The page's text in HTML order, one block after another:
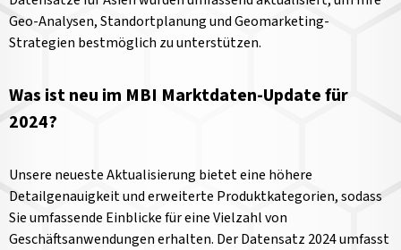
Geo-Analysen, Standortplanung und Geomarketing-
Strategien bestmöglich zu unterstützen.
Was ist neu im MBI Marktdaten-Update für
2024?
Unsere neueste Aktualisierung bietet eine höhere
Detailgenauigkeit und erweiterte Produktkategorien, sodass
Sie umfassende Einblicke für eine Vielzahl von
Geschäftsanwendungen erhalten. Der Datensatz 2024 umfasst